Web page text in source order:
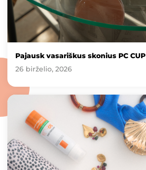
Pajausk vasariškus skonius PC CUP
26 birželio, 2026